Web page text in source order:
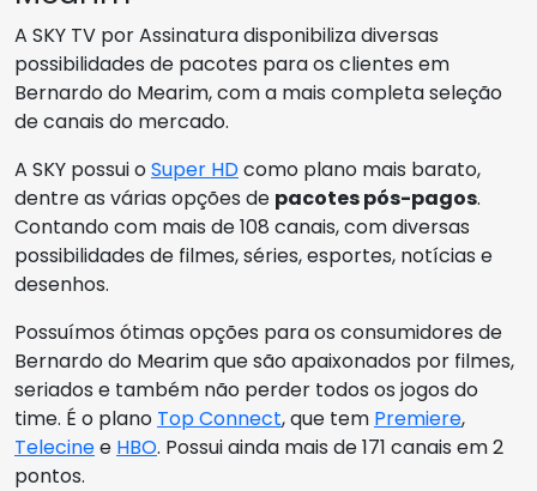
A SKY TV por Assinatura disponibiliza diversas
possibilidades de pacotes para os clientes em
Bernardo do Mearim, com a mais completa seleção
de canais do mercado.
A SKY possui oSuper HDcomo plano mais barato,
dentre as várias opções de pacotes pós-pagos.
Contando com mais de 108 canais, com diversas
possibilidades de filmes, séries, esportes, notícias e
desenhos.
Possuímos ótimas opções para os consumidores de
Bernardo do Mearim que são apaixonados por filmes,
seriados e também não perder todos os jogos do
time. É o plano Top Connect, que tem Premiere,
Telecinee HBO. Possui ainda mais de 171 canais em 2
pontos.